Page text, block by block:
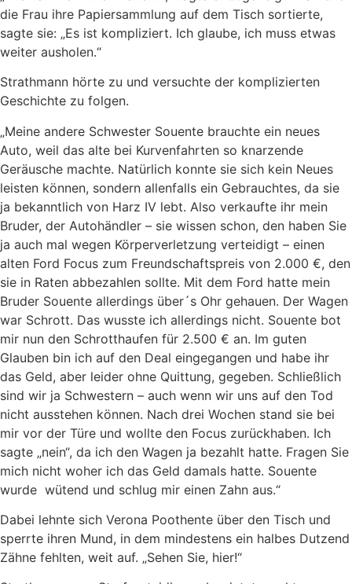
die Frau ihre Papiersammlung auf dem Tisch sortierte,
sagte sie: „Es ist kompliziert. Ich glaube, ich muss etwas
weiter ausholen.“
Strathmann hörte zu und versuchte der komplizierten
Geschichte zu folgen.
„Meine andere Schwester Souente brauchte ein neues
Auto, weil das alte bei Kurvenfahrten so knarzende
Geräusche machte. Natürlich konnte sie sich kein Neues
leisten können, sondern allenfalls ein Gebrauchtes, da sie
ja bekanntlich von Harz IV lebt. Also verkaufte ihr mein
Bruder, der Autohändler – sie wissen schon, den haben Sie
ja auch mal wegen Körperverletzung verteidigt – einen
alten Ford Focus zum Freundschaftspreis von 2.000 €, den
sie in Raten abbezahlen sollte. Mit dem Ford hatte mein
Bruder Souente allerdings über´s Ohr gehauen. Der Wagen
war Schrott. Das wusste ich allerdings nicht. Souente bot
mir nun den Schrotthaufen für 2.500 € an. Im guten
Glauben bin ich auf den Deal eingegangen und habe ihr
das Geld, aber leider ohne Quittung, gegeben. Schließlich
sind wir ja Schwestern – auch wenn wir uns auf den Tod
nicht ausstehen können. Nach drei Wochen stand sie bei
mir vor der Türe und wollte den Focus zurückhaben. Ich
sagte „nein“, da ich den Wagen ja bezahlt hatte. Fragen Sie
mich nicht woher ich das Geld damals hatte. Souente
wurde wütend und schlug mir einen Zahn aus.“
Dabei lehnte sich Verona Poothente über den Tisch und
sperrte ihren Mund, in dem mindestens ein halbes Dutzend
Zähne fehlten, weit auf. „Sehen Sie, hier!“